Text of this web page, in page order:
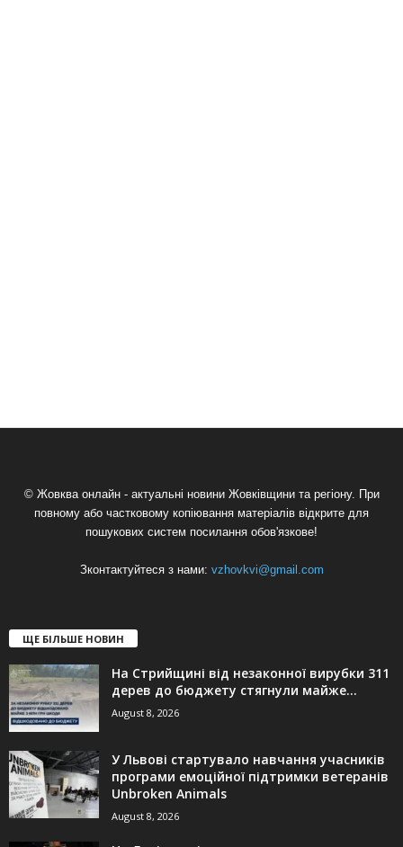
© Жовква онлайн - актуальні новини Жовківщини та регіону. При
повному або частковому копіювання матеріалів відкрите для
пошукових систем посилання обов'язкове!
Зконтактуйтеся з нами: vzhovkvi@gmail.com
ЩЕ БІЛЬШЕ НОВИН
На Стрийщині від незаконної вирубки 311
дерев до бюджету стягнули майже...
August 8, 2026
У Львові стартувало навчання учасників
програми емоційної підтримки ветеранів
Unbroken Animals
August 8, 2026